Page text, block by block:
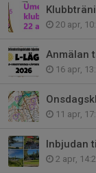
20 apr,
Anmälan
16 apr,
11 apr,
Inbjudan
2 apr,